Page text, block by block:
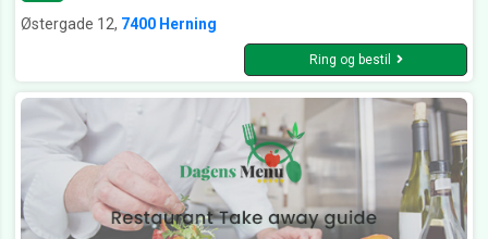
Østergade 12, 7400 Herning
Ring og bestil